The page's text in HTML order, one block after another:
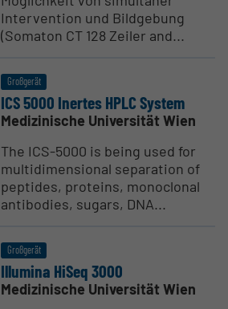
Intervention und Bildgebung
(Somaton CT 128 Zeiler and...
Großgerät
ICS 5000 Inertes HPLC System
Medizinische Universität Wien
The ICS-5000 is being used for
multidimensional separation of
peptides, proteins, monoclonal
antibodies, sugars, DNA...
Großgerät
Illumina HiSeq 3000
Medizinische Universität Wien